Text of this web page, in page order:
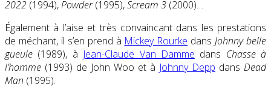
2022 (1994),Powder(1995),Scream 3 (2000)…
Également à l’aise et très convaincant dans les prestations
de méchant, il s’en prend à Mickey Rourke dansJohnny belle
gueule (1989), à Jean-Claude Van Damme dans Chasse à
l’homme (1993) de John Woo et à Johnny Depp dans Dead
Man (1995).